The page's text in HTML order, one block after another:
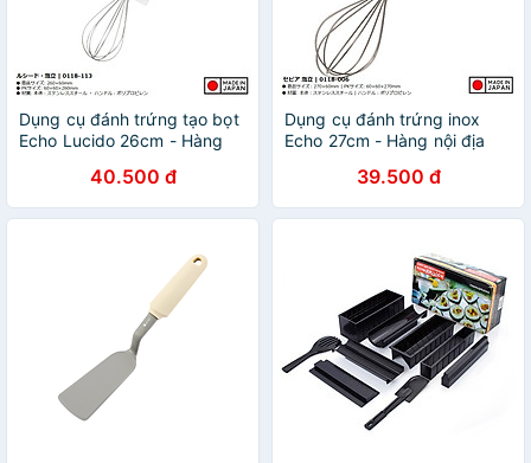
Dụng cụ đánh trứng tạo bọt
Echo Lucido 26cm - Hàng
40.500 đ
Dụng cụ đánh trứng inox
Echo 27cm - Hàng nội địa
39.500 đ